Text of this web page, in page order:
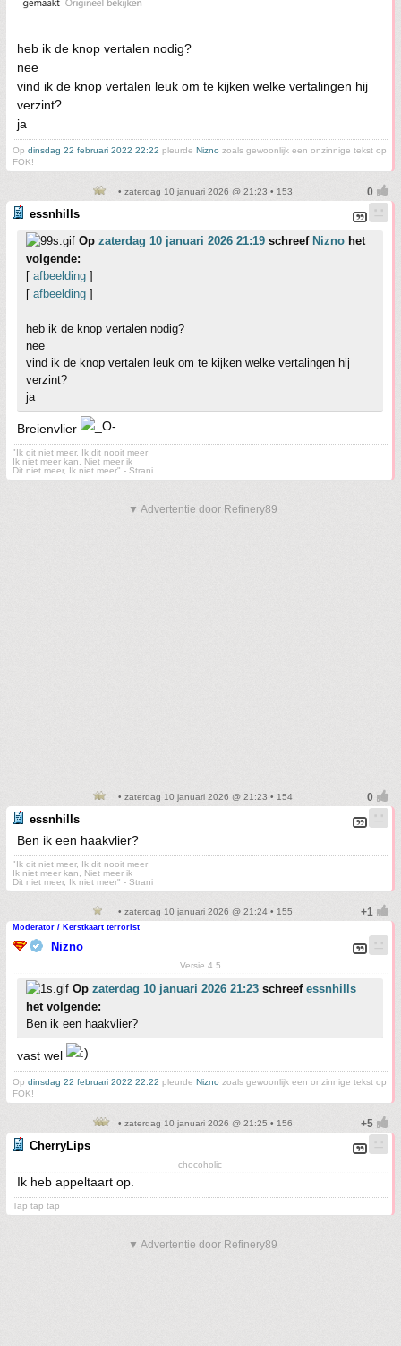
heb ik de knop vertalen nodig?
nee
vind ik de knop vertalen leuk om te kijken welke vertalingen hij
verzint?
ja
Op dinsdag 22 februari 2022 22:22 pleurde Nizno zoals gewoonlijk een onzinnige tekst op
FOK!
• zaterdag 10 januari 2026 @ 21:23 • 153
essnhills
Op zaterdag 10 januari 2026 21:19 schreef Nizno het
volgende:
[ afbeelding ]
[ afbeelding ]
heb ik de knop vertalen nodig?
nee
vind ik de knop vertalen leuk om te kijken welke vertalingen hij
verzint?
ja
Breienvlier
"Ik dit niet meer, Ik dit nooit meer
Ik niet meer kan, Niet meer ik
Dit niet meer, Ik niet meer" - Strani
▼ Advertentie door Refinery89
• zaterdag 10 januari 2026 @ 21:23 • 154
essnhills
Ben ik een haakvlier?
"Ik dit niet meer, Ik dit nooit meer
Ik niet meer kan, Niet meer ik
Dit niet meer, Ik niet meer" - Strani
• zaterdag 10 januari 2026 @ 21:24 • 155
Moderator / Kerstkaart terrorist
Nizno
Versie 4.5
Op zaterdag 10 januari 2026 21:23 schreef essnhills
het volgende:
Ben ik een haakvlier?
vast wel
Op dinsdag 22 februari 2022 22:22 pleurde Nizno zoals gewoonlijk een onzinnige tekst op
FOK!
• zaterdag 10 januari 2026 @ 21:25 • 156
CherryLips
chocoholic
Ik heb appeltaart op.
Tap tap tap
▼ Advertentie door Refinery89